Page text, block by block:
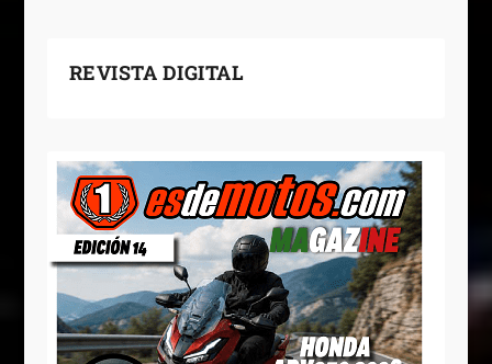
REVISTA DIGITAL